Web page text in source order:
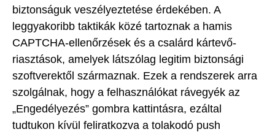
biztonságuk veszélyeztetése érdekében. A
leggyakoribb taktikák közé tartoznak a hamis
CAPTCHA-ellenőrzések és a csalárd kártevő-
riasztások, amelyek látszólag legitim biztonsági
szoftverektől származnak. Ezek a rendszerek arra
szolgálnak, hogy a felhasználókat rávegyék az
„Engedélyezés” gombra kattintásra, ezáltal
tudtukon kívül feliratkozva a tolakodó push